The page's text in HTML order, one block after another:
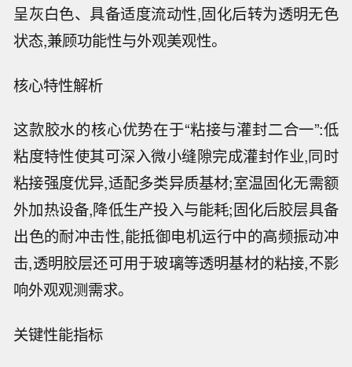
呈灰白色、具备适度流动性,固化后转为透明无色
状态,兼顾功能性与外观美观性。
核心特性解析
这款胶水的核心优势在于“粘接与灌封二合一”:低
粘度特性使其可深入微小缝隙完成灌封作业,同时
粘接强度优异,适配多类异质基材;室温固化无需额
外加热设备,降低生产投入与能耗;固化后胶层具备
出色的耐冲击性,能抵御电机运行中的高频振动冲
击,透明胶层还可用于玻璃等透明基材的粘接,不影
响外观观测需求。
关键性能指标